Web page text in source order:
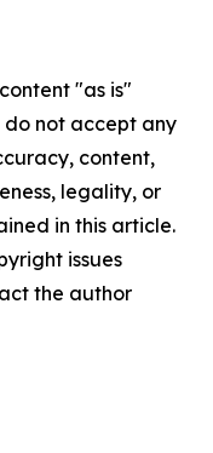
"as is"
not accept any
content,
legality, or
in this article.
issues
the author